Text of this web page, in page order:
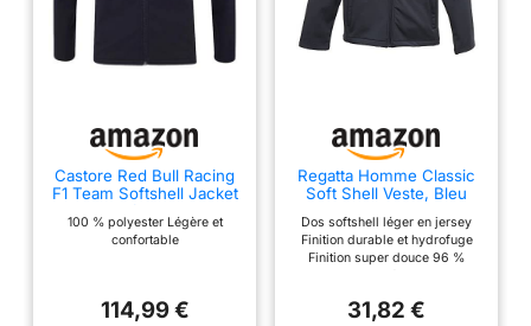
Castore Red Bull Racing
F1 Team Softshell Jacket
Marine
100 % polyester Légère et
confortable
114,99 €
Regatta Homme Classic
Soft Shell Veste, Bleu
Dos softshell léger en jersey
Finition durable et hydrofuge
Finition super douce 96 %
104,6 cm, XL : 109/111,8 cm, 2XL
31,82 €